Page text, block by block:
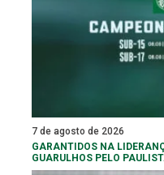
7 de agosto de 2026
GARANTIDOS NA
GUARULHOS PELO